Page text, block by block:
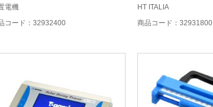
電機
コード：32932400
HT ITALIA
商品コード：32931800